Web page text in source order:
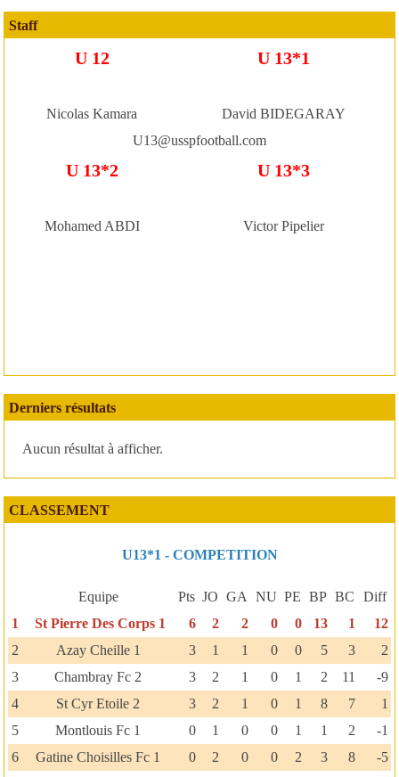
Staff
U 12 U 13*1
Nicolas Kamara
David BIDEGARAY
U13@usspfootball.com
U 13*2 U 13*3
Mohamed ABDI Victor Pipelier
Derniers résultats
Aucun résultat à afficher.
CLASSEMENT
U13*1 - COMPETITION
Equipe Pts JO GA NU PE BP BC
Diff
1
St Pierre Des Corps 1 6 2 2 0 0 13 1
12
2
Azay Cheille 1 3 1 1 0 0 5 3
2
3
Chambray Fc 2 3 2 1 0 1 2 11
-9
4
St Cyr Etoile 2 3 2 1 0 1 8 7
1
5
Montlouis Fc 1 0 1 0 0 1 1 2
-1
6
Gatine Choisilles Fc 1 0 2 0 0 2 3 8 -5